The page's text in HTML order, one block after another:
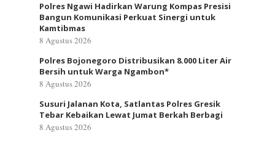
Polres Ngawi Hadirkan Warung Kompas Presisi
Bangun Komunikasi Perkuat Sinergi untuk
Kamtibmas
8 Agustus 2026
Polres Bojonegoro Distribusikan 8.000 Liter Air
Bersih untuk Warga Ngambon*
8 Agustus 2026
Susuri Jalanan Kota, Satlantas Polres Gresik
Tebar Kebaikan Lewat Jumat Berkah Berbagi
8 Agustus 2026